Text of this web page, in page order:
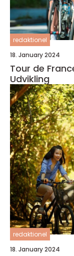
redaktionel
18. January 2024
Tour de
Udvikling
redaktionel
18. January 2024